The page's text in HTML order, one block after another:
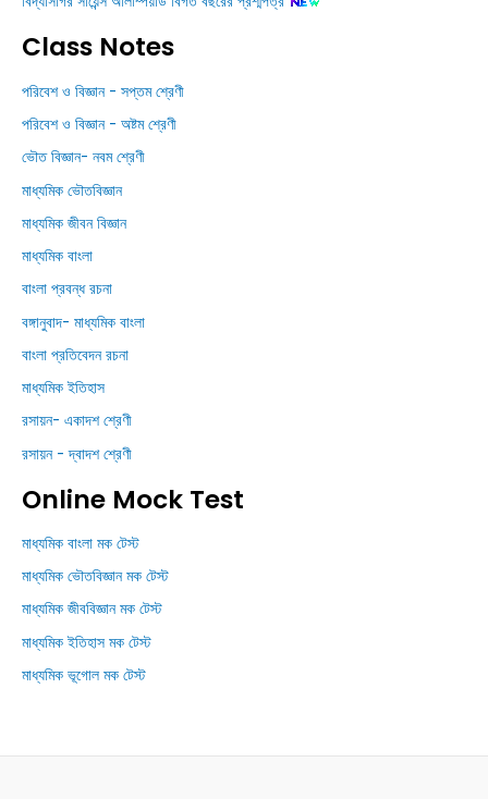
Class Notes
পরিবেশ ও বিজ্ঞান - সপ্তম শ্রেণী
পরিবেশ ও বিজ্ঞান - অষ্টম শ্রেণী
ভৌত বিজ্ঞান- নবম শ্রেণী
মাধ্যমিক ভৌতবিজ্ঞান
মাধ্যমিক জীবন বিজ্ঞান
মাধ্যমিক বাংলা
বাংলা প্রবন্ধ রচনা
বঙ্গানুবাদ- মাধ্যমিক বাংলা
বাংলা প্রতিবেদন রচনা
মাধ্যমিক ইতিহাস
রসায়ন- একাদশ শ্রেণী
রসায়ন - দ্বাদশ শ্রেণী
Online Mock Test
মাধ্যমিক বাংলা মক টেস্ট
মাধ্যমিক ভৌতবিজ্ঞান মক টেস্ট
মাধ্যমিক জীববিজ্ঞান মক টেস্ট
মাধ্যমিক ইতিহাস মক টেস্ট
মাধ্যমিক ভূগোল মক টেস্ট